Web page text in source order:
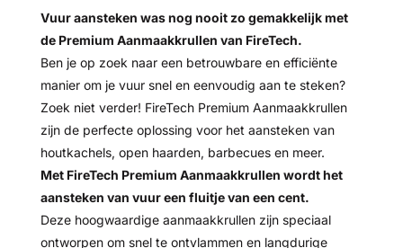
Vuur aansteken was nog nooit zo gemakkelijk met
de Premium Aanmaakkrullen van FireTech.
Ben je op zoek naar een betrouwbare en efficiënte
manier om je vuur snel en eenvoudig aan te steken?
Zoek niet verder! FireTech Premium Aanmaakkrullen
zijn de perfecte oplossing voor het aansteken van
houtkachels, open haarden, barbecues en meer.
Met FireTech Premium Aanmaakkrullen wordt het
aansteken van vuur een fluitje van een cent.
Deze hoogwaardige aanmaakkrullen zijn speciaal
ontworpen om snel te ontvlammen en langdurige